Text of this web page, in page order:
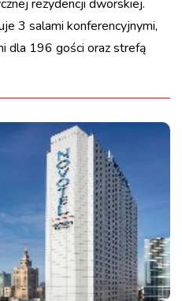
rezydencji dworskiej.
3 salami konferencyjnymi,
dla 196 gości oraz strefą